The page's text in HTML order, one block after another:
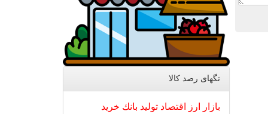
تگهای رصد كالا
بازار ارز اقتصاد تولید بانك خرید